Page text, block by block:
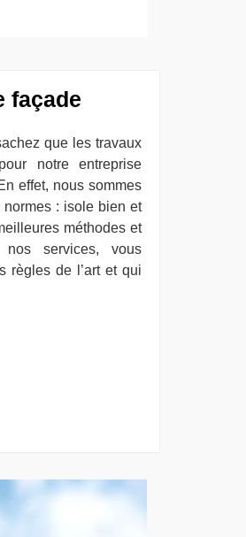
façade
que les travaux
notre entreprise
effet, nous sommes
: isole bien et
méthodes et
services, vous
règles de l’art et qui